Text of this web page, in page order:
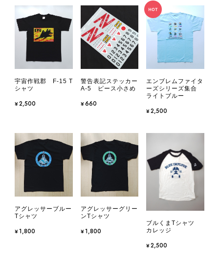
宇宙作戦郡 F-15 T
シャツ
¥2,500
警告表記ステッカー
A-5 ピース小さめ
¥660
エンブレムファイタ
ーズシリーズ集合
ライトブルー
¥2,500
アグレッサーブルー
Tシャツ
¥1,800
アグレッサーグリー
ンTシャツ
¥1,800
ブルくまTシャツ
カレッジ
¥2,500